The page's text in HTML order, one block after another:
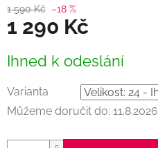
1 590 Kč –18 %
1 290 Kč
cena:
Ihned k odeslání
Varianta
Můžeme doručit do: 11.8.2026